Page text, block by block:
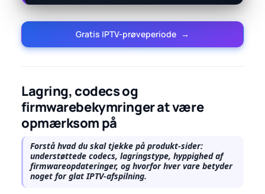
Gratis IPTV-prøveperiode →
Lagring, codecs og
firmwarebekymringer at være
opmærksom på
Forstå hvad du skal tjekke på produkt-sider:
understøttede codecs, lagringstype, hyppighed af
firmwareopdateringer, og hvorfor hver vare betyder
noget for glat IPTV-afspilning.